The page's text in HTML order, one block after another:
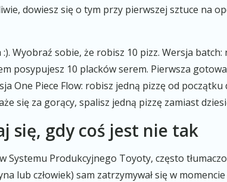
dowiesz się o tym przy pierwszej sztuce na
Wyobraź sobie, że robisz 10 pizz. Wersja
posypujesz 10 placków serem. Pierwsza
One Piece Flow: robisz jedną pizzę od
się za gorący, spalisz jedną pizzę zamiast
się, gdy coś jest nie tak
Systemu Produkcyjnego Toyoty, często
lub człowiek) sam zatrzymywał się w